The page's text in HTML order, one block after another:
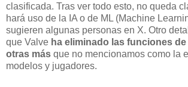
clasificada. Tras ver todo esto, no queda
hará uso de la IA o de ML (Machine
sugieren algunas personas en X. Otro
que Valve ha eliminado las funciones
otras más que no mencionamos como la
modelos y jugadores.